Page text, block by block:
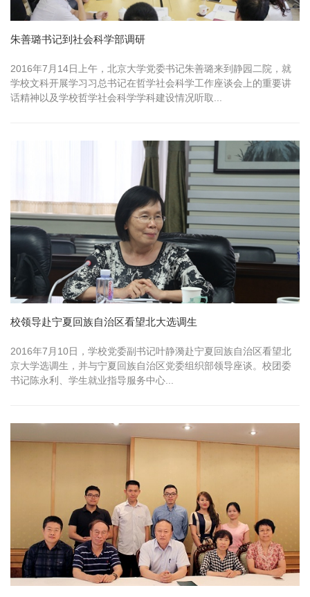
朱善璐书记到社会科学部调研
2016年7月14日上午，北京大学党委书记朱善璐来到静园二院，就
学校文科开展学习习总书记在哲学社会科学工作座谈会上的重要讲
话精神以及学校哲学社会科学学科建设情况听取...
校领导赴宁夏回族自治区看望北大选调生
2016年7月10日，学校党委副书记叶静漪赴宁夏回族自治区看望北
京大学选调生，并与宁夏回族自治区党委组织部领导座谈。校团委
书记陈永利、学生就业指导服务中心...